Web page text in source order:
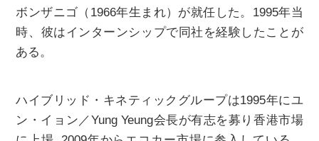
ボンザニゴ（1966年生まれ）が就任した。1995年当
時、彼はインターンシップで同社を経験したことが
ある。
ハイブリッド・キネティックグループは1995年にユ
ン・イョン／Yung Yeung会長が有志を募り香港市場